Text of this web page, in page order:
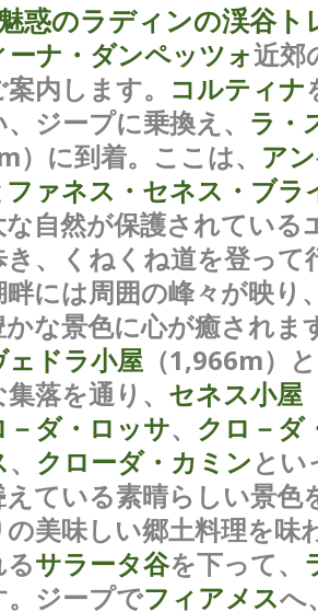
魅惑のラディンの渓谷ト
ーナ・ダンペッツォ近郊
内します。 コルティナ
ジープに乗換え、 ラ・
）に到着。ここは、 ア
ファネス・セネス・ブラ
な自然が保護されてい
き、くねくね道を登って
畔には周囲の峰々が映り
かな景色に心が癒されま
ェドラ小屋 （1,966m）
落を通り、 セネス小屋
－ダ・ロッサ、 クロ－ダ
、 クローダ・カミンとい
えている素晴らしい景色
美味しい郷土料理を味
サラータ谷を下って、
。ジープでフィアメスへ